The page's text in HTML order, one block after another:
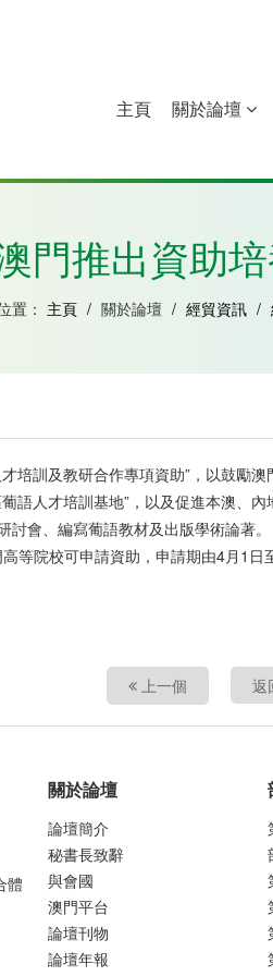
幾內亞比紹
主頁 關於論壇
門推出資助
置： 主頁 / 關於論壇 / 經貿資訊 /
培訓及教研合作專項資助”，以鼓勵澳
語人才培訓基地”，以及促進本澳、
會、編寫葡語教材及出版學術論著。
等院校可申請資助，申請期由4月1日
上一個 返
體
關於論壇
論壇簡介
秘書長致辭
與會國
澳門平台
論壇刊物
論壇年報